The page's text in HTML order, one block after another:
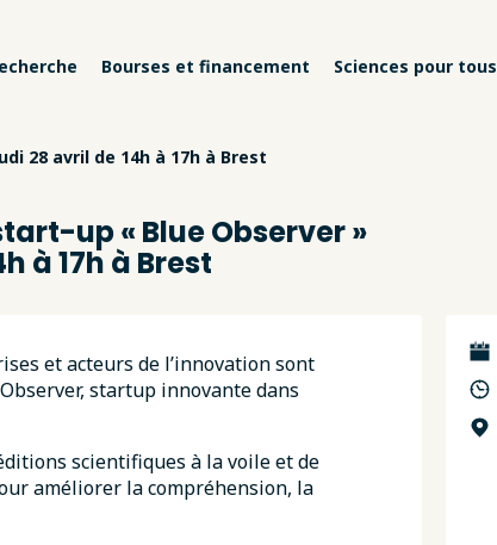
Bourses et financement Sciences pour tous
28 avril de 14h à 17h à Brest
up « Blue Observer »
à 17h à Brest
et acteurs de l’innovation sont
startup innovante dans
scientifiques à la voile et de
améliorer la compréhension, la